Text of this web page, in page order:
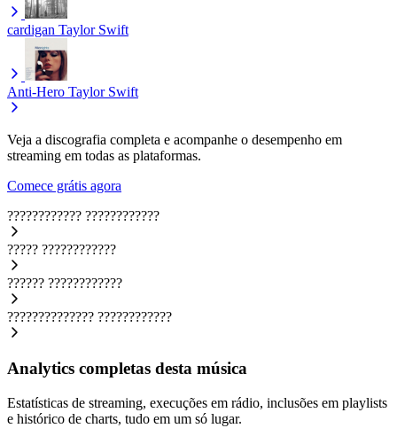
cardigan Taylor Swift
Anti-Hero Taylor Swift
Veja a discografia completa e acompanhe o desempenho em
streaming em todas as plataformas.
Comece grátis agora
???????????? ????????????
????? ????????????
?????? ????????????
?????????????? ????????????
Analytics completas desta música
Estatísticas de streaming, execuções em rádio, inclusões em playlists
e histórico de charts, tudo em um só lugar.